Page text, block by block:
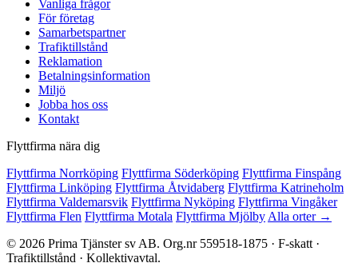
Vanliga frågor
För företag
Samarbetspartner
Trafiktillstånd
Reklamation
Betalningsinformation
Miljö
Jobba hos oss
Kontakt
Flyttfirma nära dig
Flyttfirma Norrköping Flyttfirma Söderköping Flyttfirma Finspång
Flyttfirma Linköping Flyttfirma Åtvidaberg Flyttfirma Katrineholm
Flyttfirma Valdemarsvik Flyttfirma Nyköping Flyttfirma Vingåker
Flyttfirma Flen Flyttfirma Motala Flyttfirma Mjölby Alla orter →
© 2026 Prima Tjänster sv AB. Org.nr 559518-1875 · F-skatt ·
Trafiktillstånd · Kollektivavtal.